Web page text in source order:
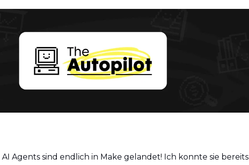
Agents sind endlich in Make gelandet! Ich konnte sie bereits